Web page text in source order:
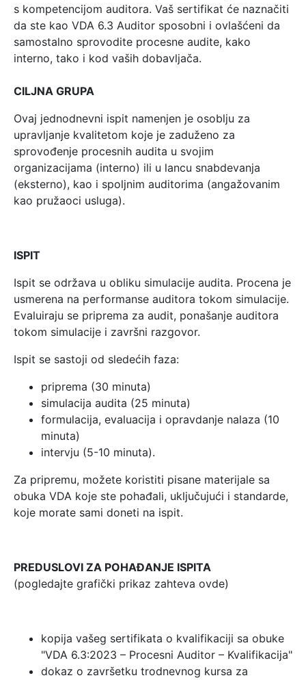
s kompetencijom auditora. Vaš sertifikat će naznačiti
da ste kao VDA 6.3 Auditor sposobni i ovlašćeni da
samostalno sprovodite procesne audite, kako
interno, tako i kod vaših dobavljača.
CILJNA GRUPA
Ovaj jednodnevni ispit namenjen je osoblju za
upravljanje kvalitetom koje je zaduženo za
sprovođenje procesnih audita u svojim
organizacijama (interno) ili u lancu snabdevanja
(eksterno), kao i spoljnim auditorima (angažovanim
kao pružaoci usluga).
ISPIT
Ispit se održava u obliku simulacije audita. Procena je
usmerena na performanse auditora tokom simulacije.
Evaluiraju se priprema za audit, ponašanje auditora
tokom simulacije i završni razgovor.
Ispit se sastoji od sledećih faza:
priprema (30 minuta)
simulacija audita (25 minuta)
formulacija, evaluacija i opravdanje nalaza (10
minuta)
intervju (5-10 minuta).
Za pripremu, možete koristiti pisane materijale sa
obuka VDA koje ste pohađali, uključujući i standarde,
koje morate sami doneti na ispit.
PREDUSLOVI ZA POHAĐANJE ISPITA
(pogledajte grafički prikaz zahteva ovde)
kopija vašeg sertifikata o kvalifikaciji sa obuke
"VDA 6.3:2023 – Procesni Auditor – Kvalifikacija"
dokaz o završetku trodnevnog kursa za